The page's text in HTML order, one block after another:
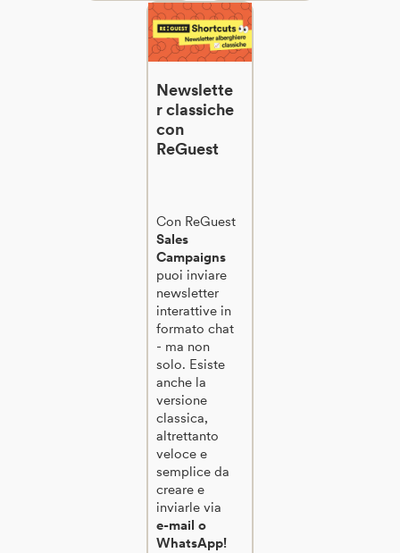
Newslette
r classiche
con
ReGuest
Con ReGuest
Sales
Campaigns
puoi inviare
newsletter
interattive in
formato chat
- ma non
solo. Esiste
anche la
versione
classica,
altrettanto
veloce e
semplice da
creare e
inviarle via
e-mail o
WhatsApp!